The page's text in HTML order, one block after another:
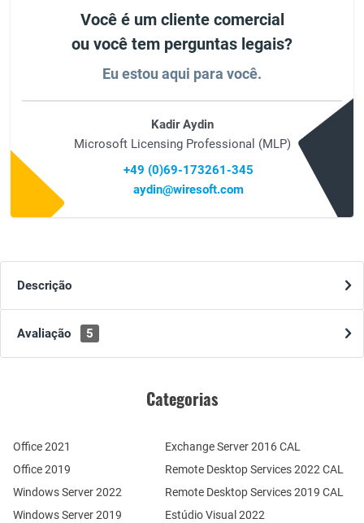
Você é um cliente comercial
ou você tem perguntas legais?
Eu estou aqui para você.
Kadir Aydin
Microsoft Licensing Professional (MLP)
+49 (0)69-173261-345
aydin@wiresoft.com
Descrição
Avaliação 5
Categorias
Office 2021
Office 2019
Windows Server 2022
Windows Server 2019
Remote Desktop Services 2022 CAL
Remote Desktop Services 2019 CAL
Exchange Server 2016 CAL
Estúdio Visual 2022